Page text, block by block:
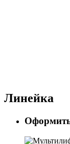
Линейка
Оформить